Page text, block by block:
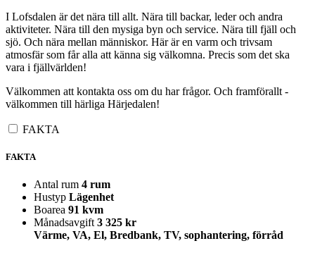
I Lofsdalen är det nära till allt. Nära till backar, leder och andra
aktiviteter. Nära till den mysiga byn och service. Nära till fjäll och
sjö. Och nära mellan människor. Här är en varm och trivsam
atmosfär som får alla att känna sig välkomna. Precis som det ska
vara i fjällvärlden!
Välkommen att kontakta oss om du har frågor. Och framförallt -
välkommen till härliga Härjedalen!
FAKTA
FAKTA
Antal rum 4 rum
Hustyp Lägenhet
Boarea 91 kvm
Månadsavgift 3 325 kr
Värme, VA, El, Bredbank, TV, sophantering, förråd